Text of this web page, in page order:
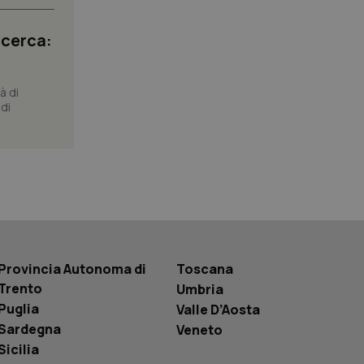
di
Autonoma di
Toscana
Umbria
Valle D’Aosta
Veneto
traccia
del sito web sta
di
la gestione